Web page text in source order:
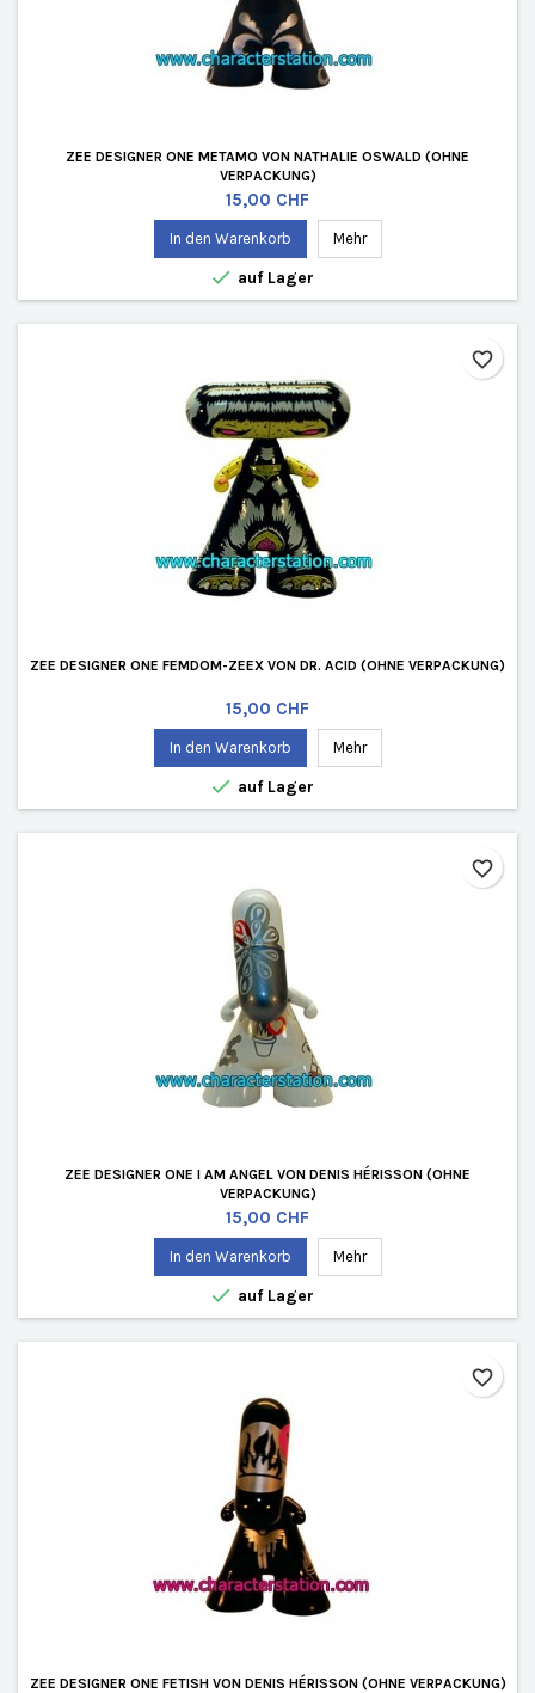
ZEE DESIGNER ONE METAMO VON NATHALIE OSWALD (OHNE
VERPACKUNG)
Preis
15,00 CHF
In den Warenkorb Mehr
 auf Lager
ZEE DESIGNER ONE FEMDOM-ZEEX VON DR. ACID (OHNE VERPACKUNG)
Preis
15,00 CHF
In den Warenkorb Mehr
 auf Lager
favorite_border
ZEE DESIGNER ONE I AM ANGEL VON DENIS HÉRISSON (OHNE
VERPACKUNG)
Preis
15,00 CHF
In den Warenkorb Mehr
 auf Lager
favorite_border
ZEE DESIGNER ONE FETISH VON DENIS HÉRISSON (OHNE VERPACKUNG)
favorite_border